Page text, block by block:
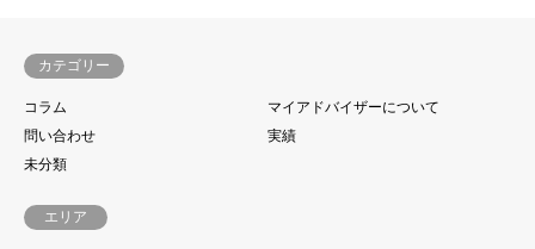
カテゴリー
コラム
マイアドバイザーについて
問い合わせ
実績
未分類
エリア